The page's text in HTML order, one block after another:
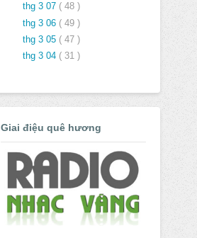
thg 3 07 ( 48 )
thg 3 06 ( 49 )
thg 3 05 ( 47 )
thg 3 04 ( 31 )
Giai điệu quê hương